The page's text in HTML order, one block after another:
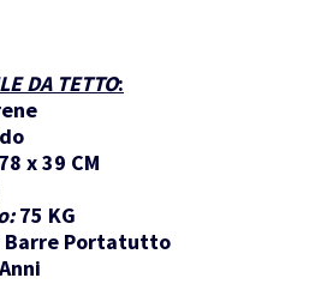
DA TETTO:
x 39 CM
75 KG
Barre Portatutto